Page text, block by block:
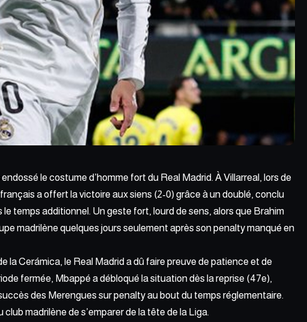
le costume d’homme fort du Real Madrid. À Villarreal, lors de
a offert la victoire aux siens (2-0) grâce à un doublé, conclu
temps additionnel. Un geste fort, lourd de sens, alors que Brahim
madrilène quelques jours seulement après son penalty manqué en
la Cerámica, le Real Madrid a dû faire preuve de patience et de
fermée, Mbappé a débloqué la situation dès la reprise (47e),
des Merengues sur penalty au bout du temps réglementaire.
madrilène de s’emparer de la tête de la Liga.